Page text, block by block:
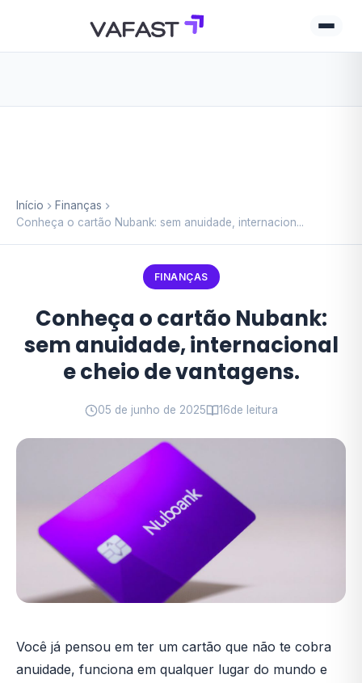
Início
Finanças
Conheça o cartão Nubank: sem anuidade, internacion...
FINANÇAS
Conheça o cartão Nubank:
sem anuidade, internacional
e cheio de vantagens.
05 de junho de 2025 16de leitura
Você já pensou em ter um cartão que não te cobra
anuidade, funciona em qualquer lugar do mundo e